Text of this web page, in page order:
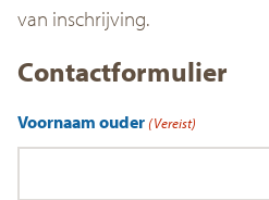
van inschrijving.
Contactformulier
Voornaam ouder (Vereist)